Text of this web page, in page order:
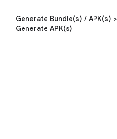
Generate Bundle(s) / APK(s) >
Generate APK(s)